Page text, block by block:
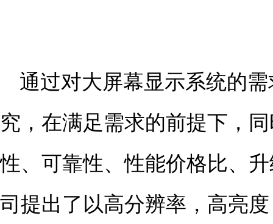
通过对大屏幕显示系统的
究，在满足需求的前提下，
性、可靠性、性能价格比、
司提出了以高分辨率，高亮